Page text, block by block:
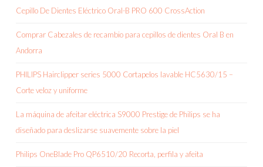
Cepillo De Dientes Eléctrico Oral-B PRO 600 CrossAction
Comprar Cabezales de recambio para cepillos de dientes Oral B en
Andorra
PHILIPS Hairclipper series 5000 Cortapelos lavable HC5630/15 –
Corte veloz y uniforme
La máquina de afeitar eléctrica S9000 Prestige de Philips se ha
diseñado para deslizarse suavemente sobre la piel
Philips OneBlade Pro QP6510/20 Recorta, perfila y afeita